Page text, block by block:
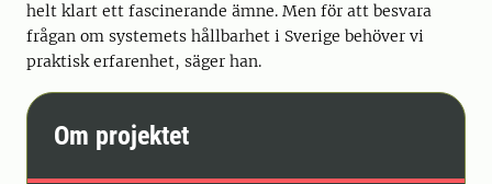
helt klart ett fascinerande ämne. Men för att besvara
frågan om systemets hållbarhet i Sverige behöver vi
praktisk erfarenhet, säger han.
Om projektet